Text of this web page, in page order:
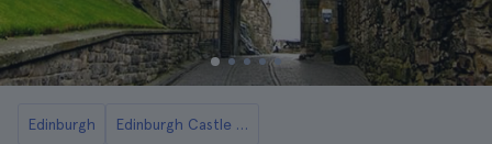
Edinburgh Edinburgh Castle Tickets und Touren